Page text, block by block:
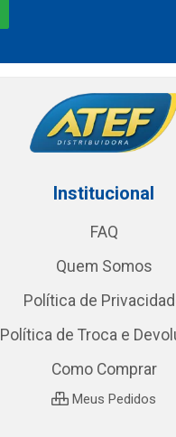
Institucional
FAQ
Quem Somos
Política de
Política de Troca e
Como Comprar
Meus Pedidos